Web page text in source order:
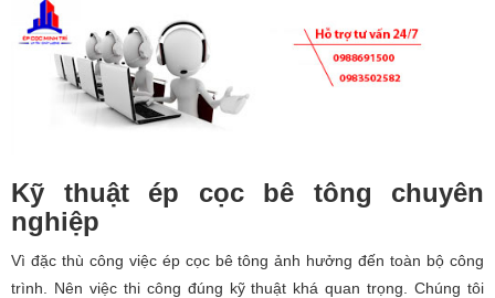
Kỹ thuật ép cọc bê tông chuyên
nghiệp
Vì đặc thù công việc ép cọc bê tông ảnh hưởng đến toàn bộ công
trình. Nên việc thi công đúng kỹ thuật khá quan trọng. Chúng tôi